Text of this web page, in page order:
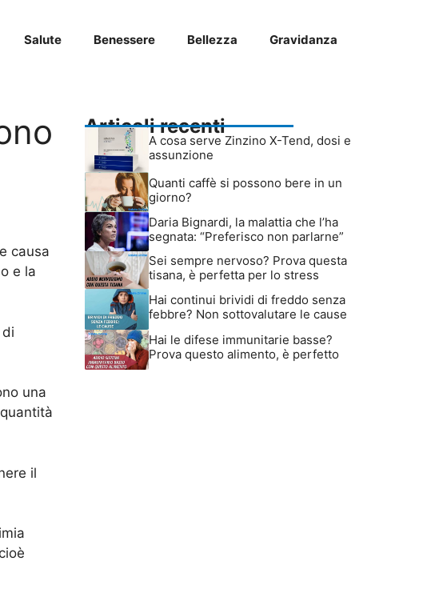
Salute Benessere Bellezza Gravidanza
causa
e la
una
il
Articoli recenti
A cosa serve Zinzino X-Tend, dosi e
assunzione
Quanti caffè si possono bere in un
giorno?
Daria Bignardi, la malattia che l’ha
segnata: “Preferisco non parlarne”
Sei sempre nervoso? Prova questa
tisana, è perfetta per lo stress
Hai continui brividi di freddo senza
febbre? Non sottovalutare le cause
Hai le difese immunitarie basse?
Prova questo alimento, è perfetto